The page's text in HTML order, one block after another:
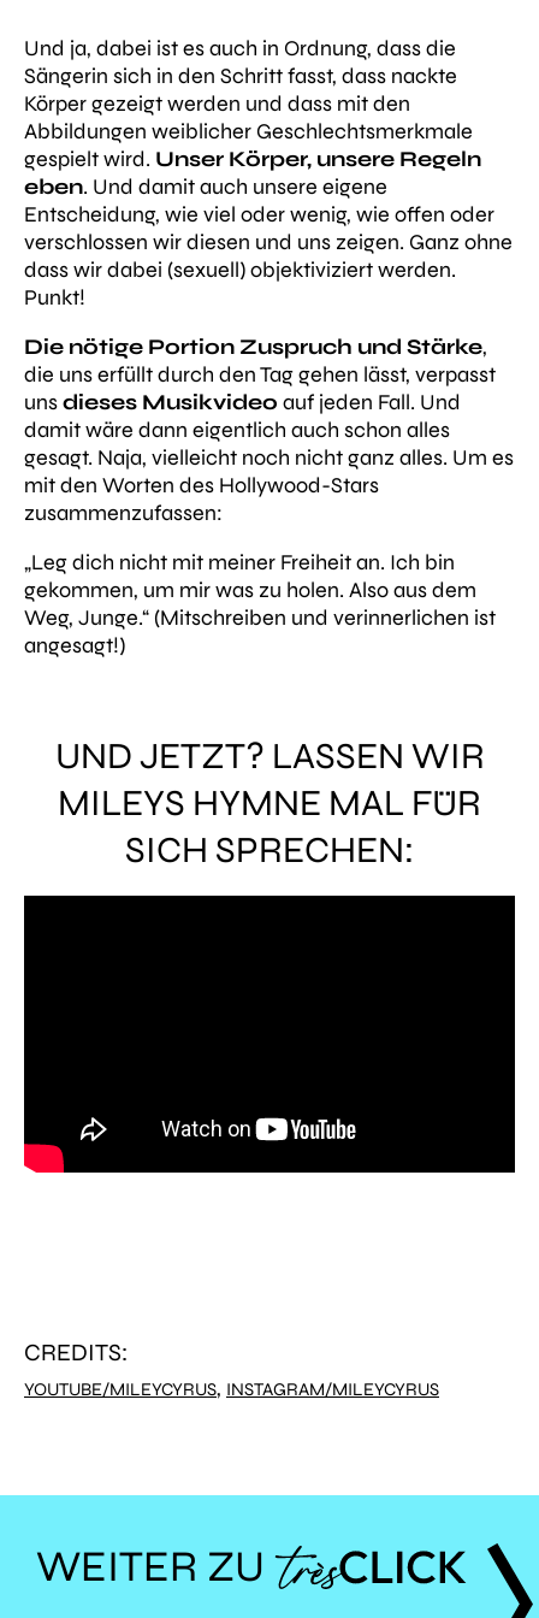
Und ja, dabei ist es auch in Ordnung, dass die
Sängerin sich in den Schritt fasst, dass nackte
Körper gezeigt werden und dass mit den
Abbildungen weiblicher Geschlechtsmerkmale
gespielt wird. Unser Körper, unsere Regeln
eben. Und damit auch unsere eigene
Entscheidung, wie viel oder wenig, wie offen oder
verschlossen wir diesen und uns zeigen. Ganz ohne
dass wir dabei (sexuell) objektiviziert werden.
Punkt!
Die nötige Portion Zuspruch und Stärke,
die uns erfüllt durch den Tag gehen lässt, verpasst
unsdieses Musikvideo auf jeden Fall. Und
damit wäre dann eigentlich auch schon alles
gesagt. Naja, vielleicht noch nicht ganz alles. Um es
mit den Worten des Hollywood-Stars
zusammenzufassen:
„Leg dich nicht mit meiner Freiheit an. Ich bin
gekommen, um mir was zu holen. Also aus dem
Weg, Junge.“ (Mitschreiben und verinnerlichen ist
angesagt!)
UND JETZT? LASSEN WIR
MILEYS HYMNE MAL FÜR
SICH SPRECHEN:
CREDITS:
YOUTUBE/MILEYCYRUS, INSTAGRAM/MILEYCYRUS
WEITER ZU